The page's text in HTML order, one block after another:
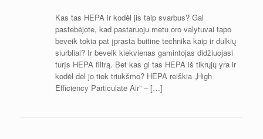
Kas tas HEPA ir kodėl jis taip svarbus? Gal
pastebėjote, kad pastaruoju metu oro valytuvai tapo
beveik tokia pat įprasta buitine technika kaip ir dulkių
siurbliai? Ir beveik kiekvienas gamintojas didžiuojasi
turįs HEPA filtrą. Bet kas gi tas HEPA iš tikrųjų yra ir
kodėl dėl jo tiek triukšmo? HEPA reiškia „High
Efficiency Particulate Air” – […]